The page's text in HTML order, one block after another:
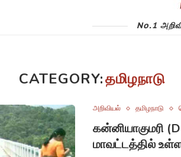
No.1
CATEGORY:தமிழநாடு
அறிவியல் தமிழநாடு
கன்னியாகுமரி
மாவட்டத்தில்